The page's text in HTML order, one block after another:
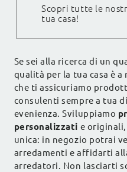
Scopri tutte le
tua casa!
Se sei alla ricerca di un
qualità per la tua casa è
che ti assicuriamo
consulenti sempre a tua
evenienza. Sviluppiamo
personalizzati e
unica: in negozio potrai
arredamenti e affidarti
arredatori. Non lasciarti